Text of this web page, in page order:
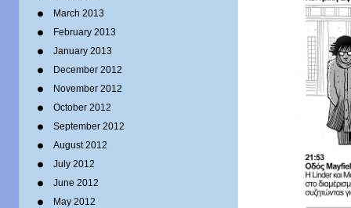
March 2013
February 2013
January 2013
December 2012
November 2012
October 2012
September 2012
August 2012
July 2012
June 2012
May 2012